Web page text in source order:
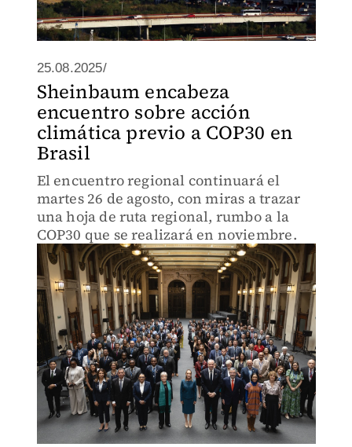
25.08.2025/
Sheinbaum encabeza
encuentro sobre acción
climática previo a COP30 en
Brasil
El encuentro regional continuará el
martes 26 de agosto, con miras a trazar
una hoja de ruta regional, rumbo a la
COP30 que se realizará en noviembre.